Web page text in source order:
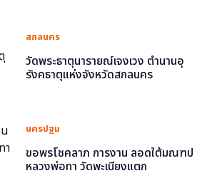
สกลนคร
วัดพระธาตุนารายณ์เจงเวง ตำนานอุ
รังคธาตุแห่งจังหวัดสกลนคร
นครปฐม
ขอพรโชคลาภ การงาน ลอดใต้มณฑป
หลวงพ่อทา วัดพะเนียงแตก